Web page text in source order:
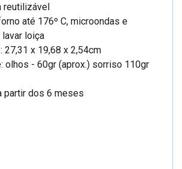
reutilizável
até 176º C, microondas e
lavar loiça
27,31 x 19,68 x 2,54cm
olhos - 60gr (aprox.) sorriso 110gr
partir dos 6 meses